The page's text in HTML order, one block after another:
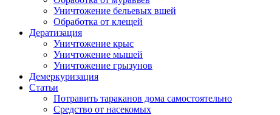
Уничтожение бельевых вшей
Обработка от клещей
Дератизация
Уничтожение крыс
Уничтожение мышей
Уничтожение грызунов
Демеркуризация
Статьи
Потравить тараканов дома самостоятельно
Средство от насекомых